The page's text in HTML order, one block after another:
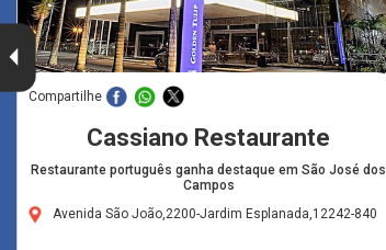
Compartilhe
Cassiano Restaurante
Restaurante português ganha destaque em São José dos
Campos
Avenida São João,2200-Jardim Esplanada,12242-840